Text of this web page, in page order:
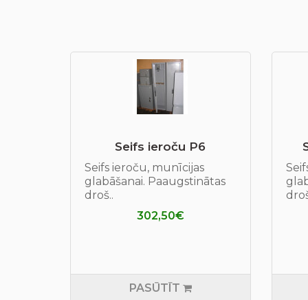
Seifs ieroču P6
Seifs ieroču, munīcijas
glabāšanai. Paaugstinātas
droš..
302,50€
PASŪTĪT